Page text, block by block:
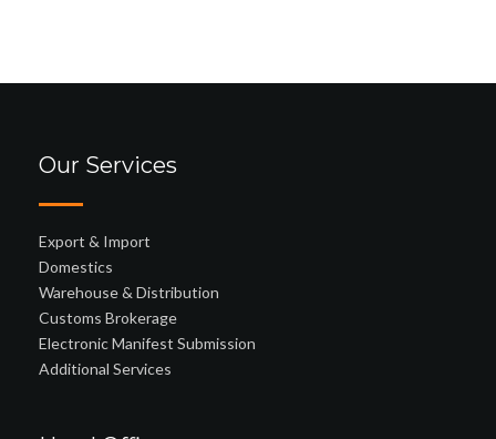
Our Services
Export & Import
Domestics
Warehouse & Distribution
Customs Brokerage
Electronic Manifest Submission
Additional Services